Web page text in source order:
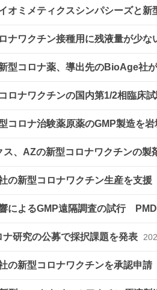
オミメティクスシンパシーズと
ナワクチン接種用に残液量が少
型コロナ薬、導出先のBioAge社
ロナワクチンの国内第1/2相臨床
コロナ治験薬原薬のGMP製造を
ス、AZの新型コロナワクチンの製
の新型コロナワクチン生産を支
によるGMP遠隔調査の試行
研究の公募で採択課題を発表
の新型コロナワクチンを承認申請